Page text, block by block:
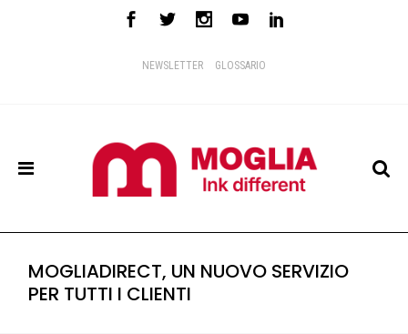
NEWSLETTER GLOSSARIO
MOGLIADIRECT, UN NUOVO SERVIZIO
PER TUTTI I CLIENTI